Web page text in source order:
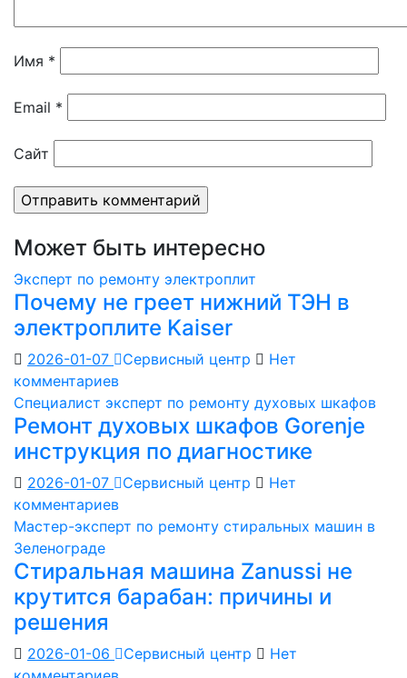
Имя *
Email *
Сайт
Может быть интересно
Эксперт по ремонту электроплит
Почему не греет нижний ТЭН в
электроплите Kaiser
2026-01-07 Сервисный центр
Нет
комментариев
Специалист эксперт по ремонту духовых шкафов
Ремонт духовых шкафов Gorenje
инструкция по диагностике
2026-01-07 Сервисный центр
Нет
комментариев
Мастер-эксперт по ремонту стиральных машин в
Зеленограде
Стиральная машина Zanussi не
крутится барабан: причины и
решения
2026-01-06 Сервисный центр
Нет